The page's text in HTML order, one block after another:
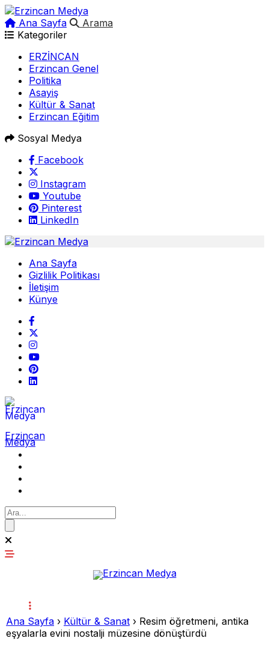
Ana Sayfa
Arama
Kategoriler
ERZİNCAN
Erzincan Genel
Politika
Asayiş
Kültür & Sanat
Erzincan Eğitim
Sosyal Medya
Facebook
Instagram
Youtube
Pinterest
LinkedIn
Ana Sayfa
Gizlilik Politikası
İletişim
Künye
Erzincan
Medya
Ana Sayfa › Kültür & Sanat › Resim öğretmeni, antika
eşyalarla evini nostalji müzesine dönüştürdü